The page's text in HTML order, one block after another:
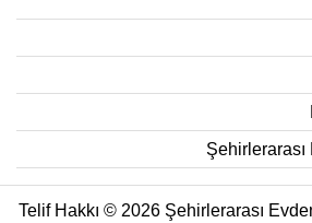
Şehirlerarası
Telif Hakkı © 2026 Şehirlerarası